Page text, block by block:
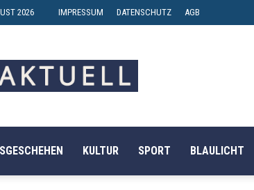
2026 IMPRESSUM DATENSCHUTZ AGB
AKTUELL
KULTUR SPORT BLAULICHT